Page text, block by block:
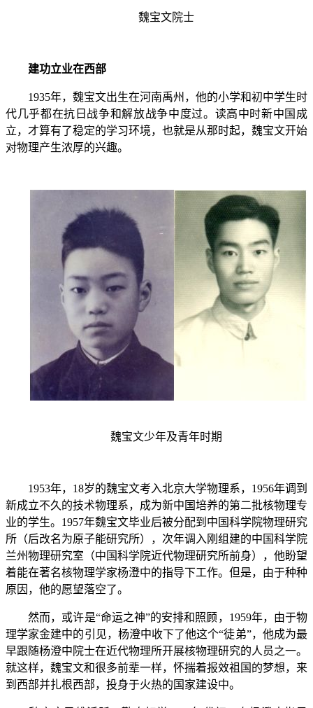
魏宝文院士
建功立业在西部
1935年，魏宝文出生在河南禹州，他的小学和初中学生时
代几乎都在抗日战争和解放战争中度过。读高中时新中国成
立，才算有了稳定的学习环境，也就是从那时起，魏宝文开始
对物理产生浓厚的兴趣。
魏宝文少年及青年时期
1953年， 18岁的魏宝文考入北京大学物理系， 1956年调到
新成立不久的技术物理系，成为新中国培养的第二批核物理专
业的学生。 1957年魏宝文毕业后被分配到中国科学院物理研究
所（后改名为原子能研究所），次年调入刚组建的中国科学院
兰州物理研究室（中国科学院近代物理研究所前身），他盼望
着能在著名核物理学家杨澄中的指导下工作。但是，由于种种
原因，他的愿望落空了。
然而，或许是“命运之神”的安排和照顾， 1959年，由于物
理学家金建中的引见，杨澄中收下了他这个“徒弟”，他成为最
早跟随杨澄中院士在近代物理所开展核物理研究的人员之一。
就这样，魏宝文和很多前辈一样，怀揣着报效祖国的梦想，来
到西部并扎根西部，投身于火热的国家建设中。